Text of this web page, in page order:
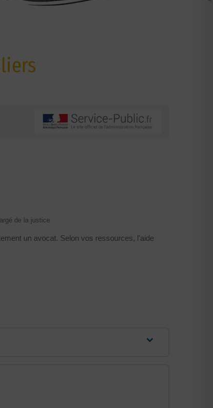
de la justice
un avocat. Selon vos ressources, l'aide